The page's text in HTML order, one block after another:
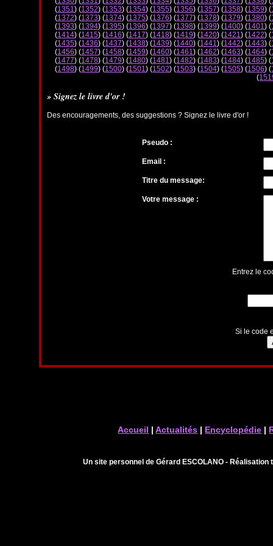
(1351) (1352) (1353) (1354) (1355) (1356) (1357) (1358) (1359) (
(1372) (1373) (1374) (1375) (1376) (1377) (1378) (1379) (1380) (
(1393) (1394) (1395) (1396) (1397) (1398) (1399) (1400) (1401) (
(1414) (1415) (1416) (1417) (1418) (1419) (1420) (1421) (1422) (
(1435) (1436) (1437) (1438) (1439) (1440) (1441) (1442) (1443) (
(1456) (1457) (1458) (1459) (1460) (1461) (1462) (1463) (1464) (
(1477) (1478) (1479) (1480) (1481) (1482) (1483) (1484) (1485) (
(1498) (1499) (1500) (1501) (1502) (1503) (1504) (1505) (1506) (
(
» Signez le livre d'or !
Des encouragements, des suggestions ? Signez le livre d'or !
Pseudo :
Email :
Titre du message:
Votre message :
Entrez le
Si le code
Accueil |Actualités | Encyclopédie |
Un site personnel de Gérard ESCOLANO -